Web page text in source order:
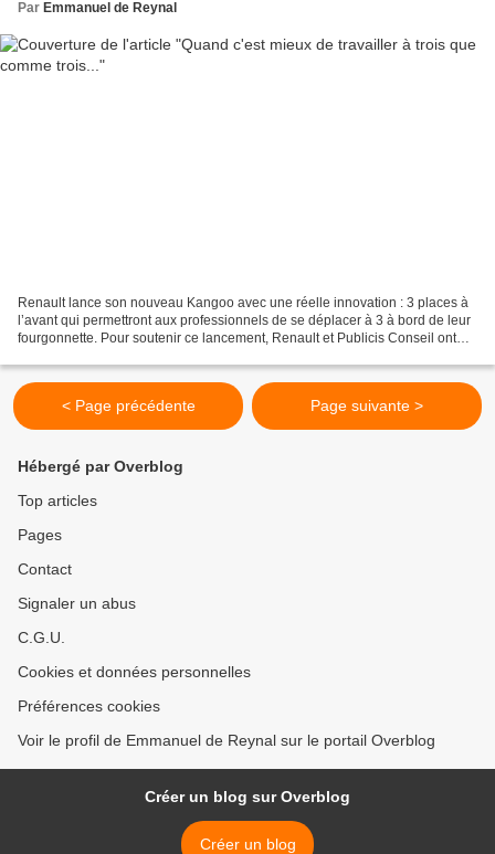
Par Emmanuel de Reynal
Renault lance son nouveau Kangoo avec une réelle innovation : 3 places à
l’avant qui permettront aux professionnels de se déplacer à 3 à bord de leur
fourgonnette. Pour soutenir ce lancement, Renault et Publicis Conseil ont
< Page précédente Page suivante >
Hébergé par Overblog
Top articles
Pages
Contact
Signaler un abus
C.G.U.
Cookies et données personnelles
Préférences cookies
Voir le profil de Emmanuel de Reynal sur le portail Overblog
Créer un blog sur Overblog
Créer un blog